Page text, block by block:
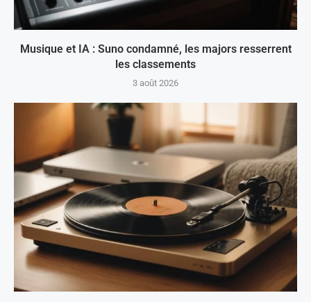
Musique et IA : Suno condamné, les majors resserrent
les classements
3 août 2026